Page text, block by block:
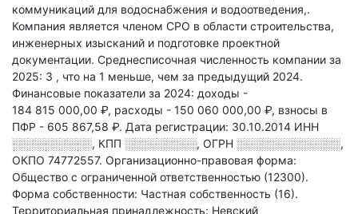
коммуникаций для водоснабжения и водоотведения,.
Компания является членом СРО в области строительства,
инженерных изысканий и подготовке проектной
документации. Среднесписочная численность компании за
2025: 3 , что на 1 меньше, чем за предыдущий 2024.
Финансовые показатели за 2024: доходы -
184 815 000,00 ₽, расходы - 150 060 000,00 ₽, взносы в
ПФР - 605 867,58 ₽. Дата регистрации: 30.10.2014 ИНН
░░░░░░░░░░, КПП ░░░░░░░░░, ОГРН ░░░░░░░░░░░░░,
ОКПО 74772557. Организационно-правовая форма:
Общество с ограниченной ответственностью (12300).
Форма собственности: Частная собственность (16).
Территориальная принадлежность: Невский